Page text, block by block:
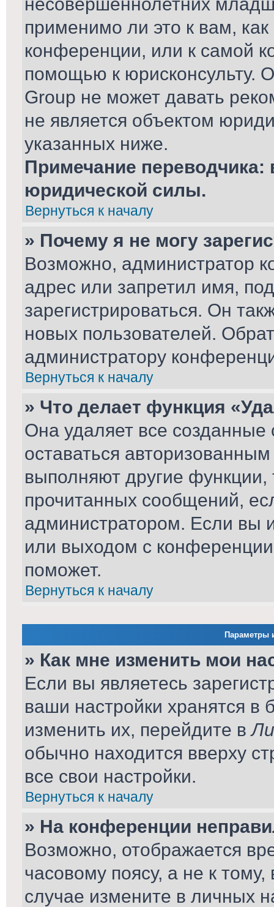
применимо ли это к вам,
конференции, или к самой
помощью к юрисконсульту.
Group не может давать
не является объектом
указанных ниже.
Примечание переводчика:
юридической силы.
Вернуться к началу
» Почему я не могу
Возможно, администратор
адрес или запретил имя,
зарегистрироваться. Он
новых пользователей.
администратору
Вернуться к началу
» Что делает функция
Она удаляет все
оставаться
выполняют другие функции,
прочитанных сообщений,
администратором. Если вы
или выходом с
поможет.
Вернуться к началу
Параметры
» Как мне изменить мои
Если вы являетесь
ваши настройки хранятся
изменить их, перейдите в
обычно находится вверху
все свои настройки.
Вернуться к началу
» На конференции
Возможно, отображается
часовому поясу, а не к
случае измените в личных